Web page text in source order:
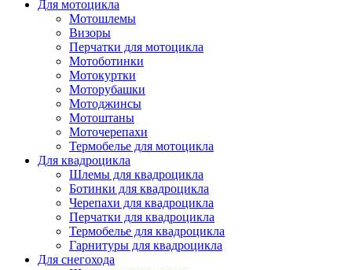
Для мотоцикла
Мотошлемы
Визоры
Перчатки для мотоцикла
Мотоботинки
Мотокуртки
Моторубашки
Мотоджинсы
Мотоштаны
Моточерепахи
Термобелье для мотоцикла
Для квадроцикла
Шлемы для квадроцикла
Ботинки для квадроцикла
Черепахи для квадроцикла
Перчатки для квадроцикла
Термобелье для квадроцикла
Гарнитуры для квадроцикла
Для снегохода